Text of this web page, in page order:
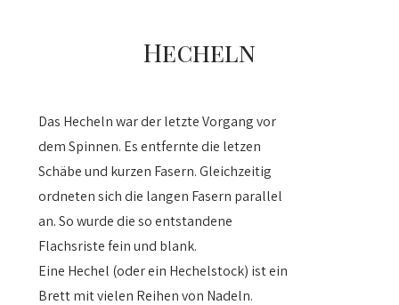
Hecheln
Das Hecheln war der letzte Vorgang vor
dem Spinnen. Es entfernte die letzen
Schäbe und kurzen Fasern. Gleichzeitig
ordneten sich die langen Fasern parallel
an. So wurde die so entstandene
Flachsriste fein und blank.
Eine Hechel (oder ein Hechelstock) ist ein
Brett mit vielen Reihen von Nadeln.